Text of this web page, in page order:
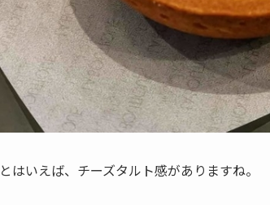
はいえば、チーズタルト感がありますね。